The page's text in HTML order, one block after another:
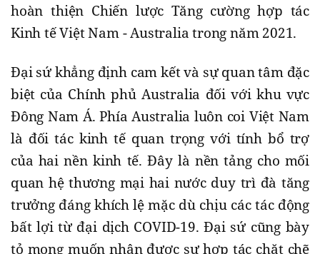
hoàn thiện Chiến lược Tăng cường hợp tác
Kinh tế Việt Nam - Australia trong năm 2021.
Đại sứ khẳng định cam kết và sự quan tâm đặc
biệt của Chính phủ Australia đối với khu vực
Đông Nam Á. Phía Australia luôn coi Việt Nam
là đối tác kinh tế quan trọng với tính bổ trợ
của hai nền kinh tế. Đây là nền tảng cho mối
quan hệ thương mại hai nước duy trì đà tăng
trưởng đáng khích lệ mặc dù chịu các tác động
bất lợi từ đại dịch COVID-19. Đại sứ cũng bày
tỏ mong muốn nhận được sự hợp tác chặt chẽ